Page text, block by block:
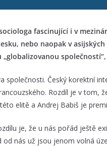
fascinující i v
nebo naopak v
společnosti. Český korektní
Rozdíl je v tom,
elitě a Andrej Babiš je
je, že u nás pořád ještě
od nás už jsou jenom volná